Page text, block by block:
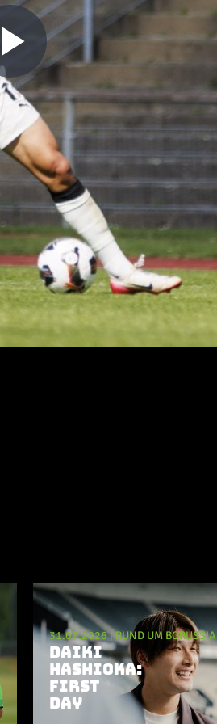
Play
Video
31.07.2026|RUND UM BORUSSIA
DAIKI
HASHIOKA:
FIRST
DAY